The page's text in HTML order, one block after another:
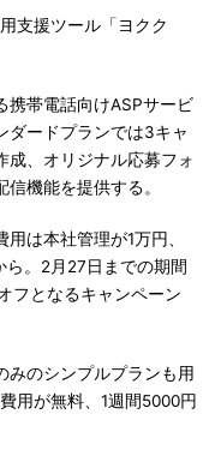
支援ツール「ヨクク
帯電話向けASPサービ
ダードプランでは3キャ
成、オリジナル応募フォ
機能を提供する。
は本社管理が1万円、
。2月27日までの期間
フとなるキャンペーン
のシンプルプランも用
用が無料、1週間5000円